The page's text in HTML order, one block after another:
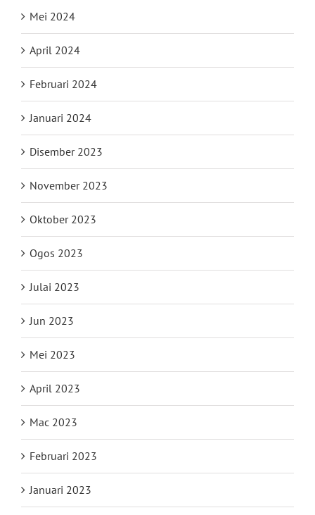
Mei 2024
April 2024
Februari 2024
Januari 2024
Disember 2023
November 2023
Oktober 2023
Ogos 2023
Julai 2023
Jun 2023
Mei 2023
April 2023
Mac 2023
Februari 2023
Januari 2023